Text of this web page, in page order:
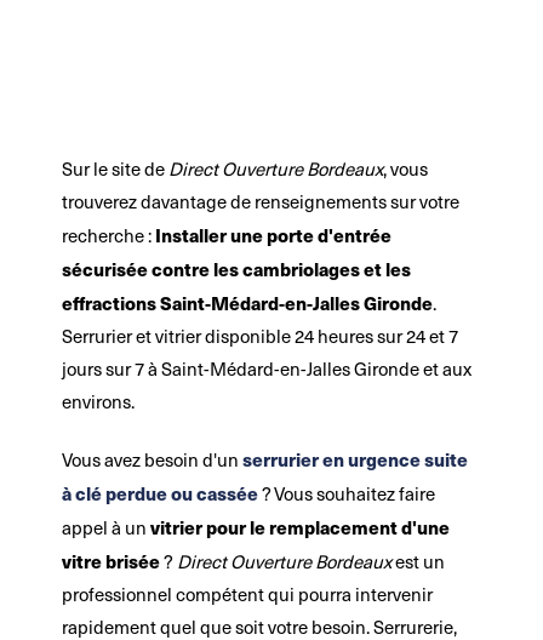
Sur le site de Direct Ouverture Bordeaux, vous
trouverez davantage de renseignements sur votre
recherche : Installer une porte d'entrée
sécurisée contre les cambriolages et les
effractions Saint-Médard-en-Jalles Gironde.
Serrurier et vitrier disponible 24 heures sur 24 et 7
jours sur 7 à Saint-Médard-en-Jalles Gironde et aux
environs.
Vous avez besoin d'unserrurier en urgence suite
à clé perdue ou cassée? Vous souhaitez faire
appel à unvitrier pour le remplacement d'une
vitre brisée? Direct Ouverture Bordeauxest un
professionnel compétent qui pourra intervenir
rapidement quel que soit votre besoin. Serrurerie,